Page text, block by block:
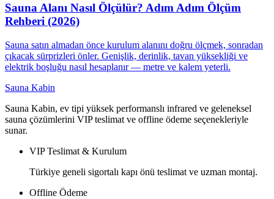
Sauna Alanı Nasıl Ölçülür? Adım Adım Ölçüm
Rehberi (2026)
Sauna satın almadan önce kurulum alanını doğru ölçmek, sonradan
çıkacak sürprizleri önler. Genişlik, derinlik, tavan yüksekliği ve
elektrik boşluğu nasıl hesaplanır — metre ve kalem yeterli.
Sauna Kabin
Sauna Kabin, ev tipi yüksek performanslı infrared ve geleneksel
sauna çözümlerini VIP teslimat ve offline ödeme seçenekleriyle
sunar.
VIP Teslimat & Kurulum
Türkiye geneli sigortalı kapı önü teslimat ve uzman montaj.
Offline Ödeme